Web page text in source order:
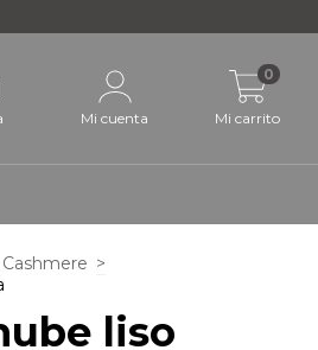
Mi cuenta Mi carrito
0
>
liso